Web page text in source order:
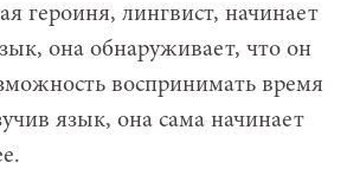
героиня, лингвист, начинает
она обнаруживает, что он
воспринимать время
язык, она сама начинает